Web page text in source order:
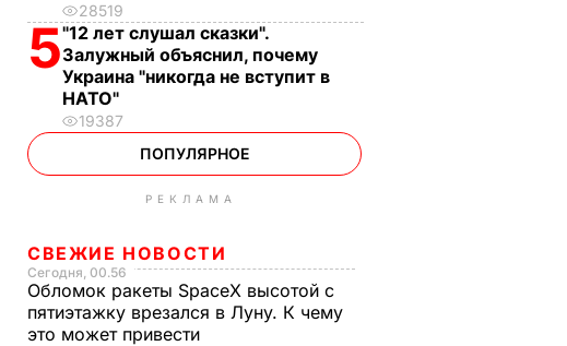
28519
5"12 лет слушал сказки".
Залужный объяснил, почему
Украина "никогда не вступит в
НАТО"
19387
ПОПУЛЯРНОЕ
РЕКЛАМА
СВЕЖИЕ НОВОСТИ
Сегодня, 00.56
Обломок ракеты SpaceX высотой с
пятиэтажку врезался в Луну. К чему
это может привести